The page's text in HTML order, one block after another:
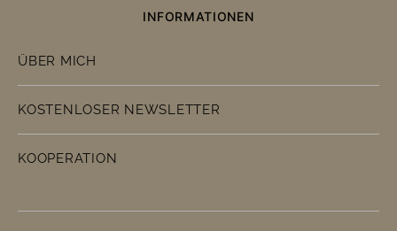
INFORMATIONEN
ÜBER MICH
KOSTENLOSER NEWSLETTER
KOOPERATION